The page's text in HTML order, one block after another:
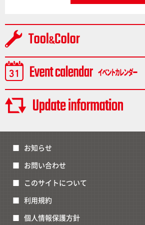
お知らせ
お問い合わせ
このサイトについて
利用規約
個人情報保護方針